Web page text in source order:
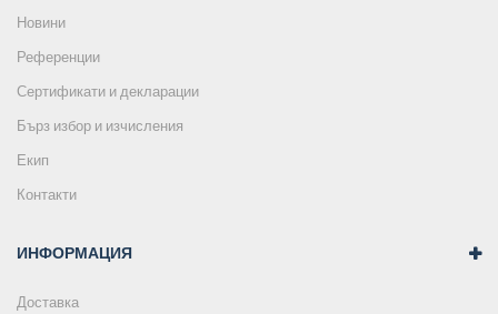
Новини
Референции
Сертификати и декларации
Бърз избор и изчисления
Екип
Контакти
ИНФОРМАЦИЯ
Доставка